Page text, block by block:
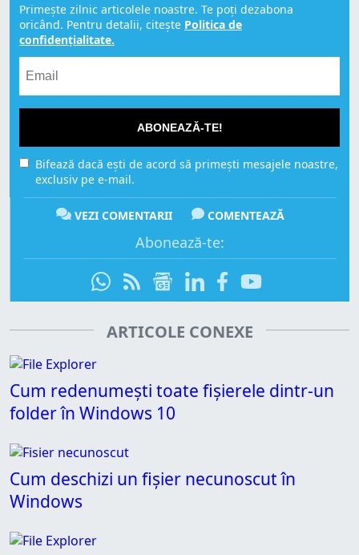
Primește zilnic articolele noastre. Te poți dezabona
oricând. Pentru detalii, citește Politica de
confidențialitate.
ABONEAZĂ-TE!
Bifează dacă ești de acord să primești mesajele noastre,
exclusiv pe e-mail.
VEZI COMENTARII COMENTEAZĂ
Abonează-te:
ARTICOLE CONEXE
Cum redenumești toate fișierele dintr-un
folder în Windows 10
Cum deschizi un fișier necunoscut în
Windows